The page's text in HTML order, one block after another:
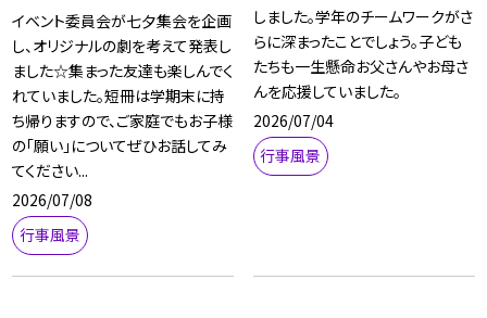
イベント委員会が七夕集会を企画
し、オリジナルの劇を考えて発表し
ました☆集まった友達も楽しんでく
れていました。短冊は学期末に持
ち帰りますので、ご家庭でもお子様
の「願い」についてぜひお話してみ
てください...
2026/07/08
行事風景
しました。学年のチームワークがさ
らに深まったことでしょう。子ども
たちも一生懸命お父さんやお母さ
んを応援していました。
2026/07/04
行事風景